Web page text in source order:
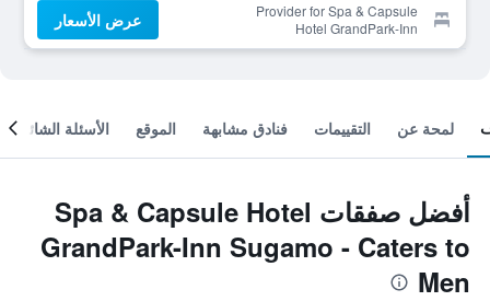
Provider for Spa & Capsule
Hotel GrandPark-Inn
Sugamo - Caters to Men
عرض الأسعار
لمحة عن التقييمات فنادق مشابهة الموقع الأسئلة الشائعة
أفضل صفقات Spa & Capsule Hotel
GrandPark-Inn Sugamo - Caters to
Men